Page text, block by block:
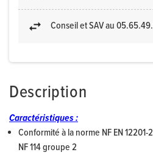
Conseil et SAV au
Description
Caractéristiques :
Conformité à la norme NF EN
NF 114 groupe 2